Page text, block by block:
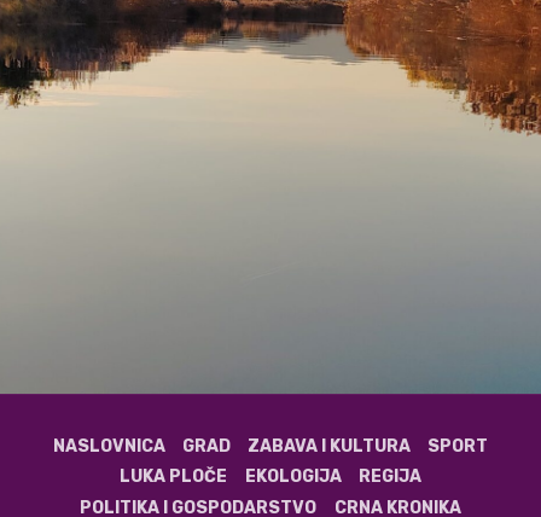
NASLOVNICA GRAD ZABAVA I KULTURA
SPORT
LUKA PLOČE
EKOLOGIJA
REGIJA
POLITIKA I GOSPODARSTVO
CRNA KRONIKA